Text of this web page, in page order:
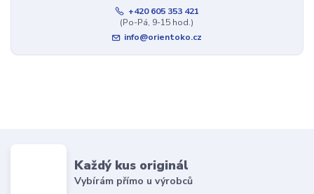
+420 605 353 421
(Po-Pá, 9-15 hod.)
info@orientoko.cz
Každý kus originál
Vybírám přímo u výrobců